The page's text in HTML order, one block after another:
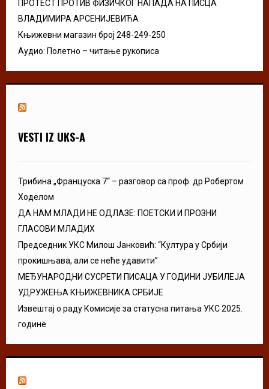
ПРОТЕСТ ПРОТИВ ФИЗИЧКОГ НАПАДА НА ПИСЦА
ВЛАДИМИРА АРСЕНИЈЕВИЋА
Књижевни магазин број 248-249-250
Аудио: Полетно – читање рукописа
VESTI IZ UKS-A
Трибина „Француска 7“ – разговор са проф. др Робертом
Ходелом
ДА НАМ МЛАДИ НЕ ОДЛАЗЕ: ПОЕТСКИ И ПРОЗНИ
ГЛАСОВИ МЛАДИХ
Председник УКС Милош Јанковић: “Култура у Србији
прокишњава, али се неће удавити”
МЕЂУНАРОДНИ СУСРЕТИ ПИСАЦА У ГОДИНИ ЈУБИЛЕЈА
УДРУЖЕЊА КЊИЖЕВНИКА СРБИЈЕ
Извештај о раду Комисије за статусна питања УКС 2025.
године